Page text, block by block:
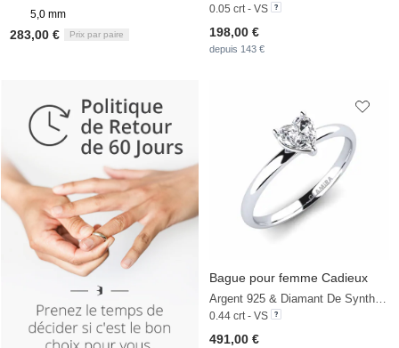
5,0 mm
283,00 € Prix par paire
0.05 crt - VS
198,00 €
depuis 143 €
Bague pour femme Cadieux
Argent 925 & Diamant De Synthèse
0.44 crt - VS
491,00 €